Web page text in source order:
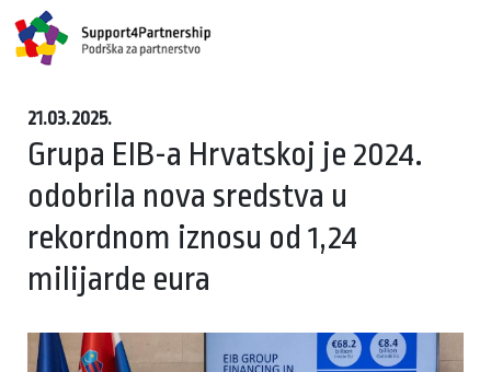
21.03.2025.
Grupa EIB-a Hrvatskoj je 2024.
odobrila nova sredstva u
rekordnom iznosu od 1,24
milijarde eura